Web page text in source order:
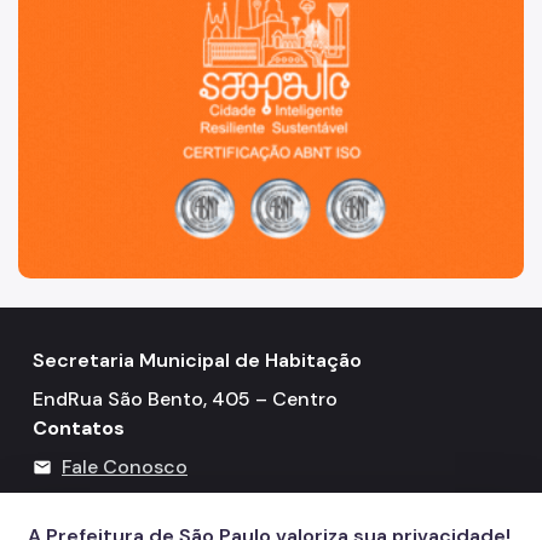
Secretaria Municipal de Habitação
EndRua São Bento, 405 – Centro
Contatos
mail Fale Conosco
Telefone: 3322-4500